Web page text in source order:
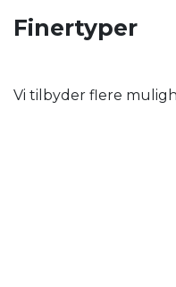
Finertyper
Vi tilbyder flere